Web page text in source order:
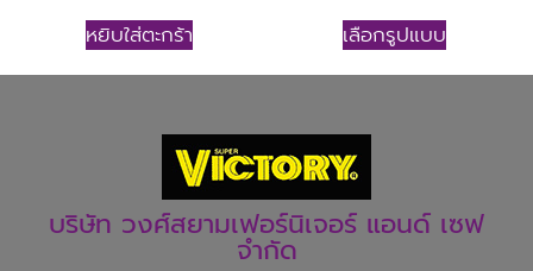
หยิบใส่ตะกร้า เลือกรูปแบบ
บริษัท วงศ์สยามเฟอร์นิเจอร์ แอนด์ เซฟ
จำกัด